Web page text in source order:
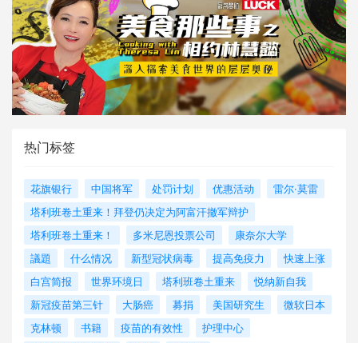
热门标签
花旗银行 中国将军 处罚计划 优惠活动
雷尔·莫雷
塔利班卷土重来！拜登仍决定为阿富汗撤军辩护
塔利班卷土重来！
多米尼恩投票公司
康奈尔大学
議題
什么情况 新型冠状病毒 提高免疫力
快速上涨
白宫简报
世界环境日 塔利班卷土重来
悦纳新自我
新冠疫苗第三针
大肠癌 募捐 美国研究生
微软日本
克林顿
书籍 疫苗的有效性
护理中心